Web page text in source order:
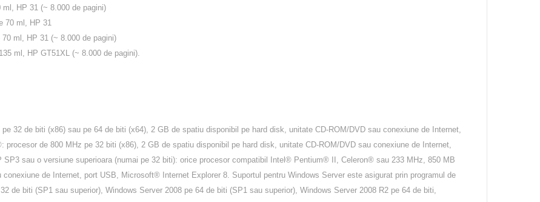
HP 31 (~ 8.000 de pagini)
ml, HP 31
ml, HP 31 (~ 8.000 de pagini)
ml, HP GT51XL (~ 8.000 de pagini).
32 de biti (x86) sau pe 64 de biti (x64), 2 GB de spatiu disponibil pe hard disk, unitate CD-ROM/DVD sau conexiune de Internet,
de 800 MHz pe 32 biti (x86), 2 GB de spatiu disponibil pe hard disk, unitate CD-ROM/DVD sau conexiune de Internet,
sau o versiune superioara (numai pe 32 biti): orice procesor compatibil Intel® Pentium® II, Celeron® sau 233 MHz, 850 MB
de Internet, port USB, Microsoft® Internet Explorer 8. Suportul pentru Windows Server este asigurat prin programul de
de biti (SP1 sau superior), Windows Server 2008 pe 64 de biti (SP1 sau superior), Windows Server 2008 R2 pe 64 de biti,